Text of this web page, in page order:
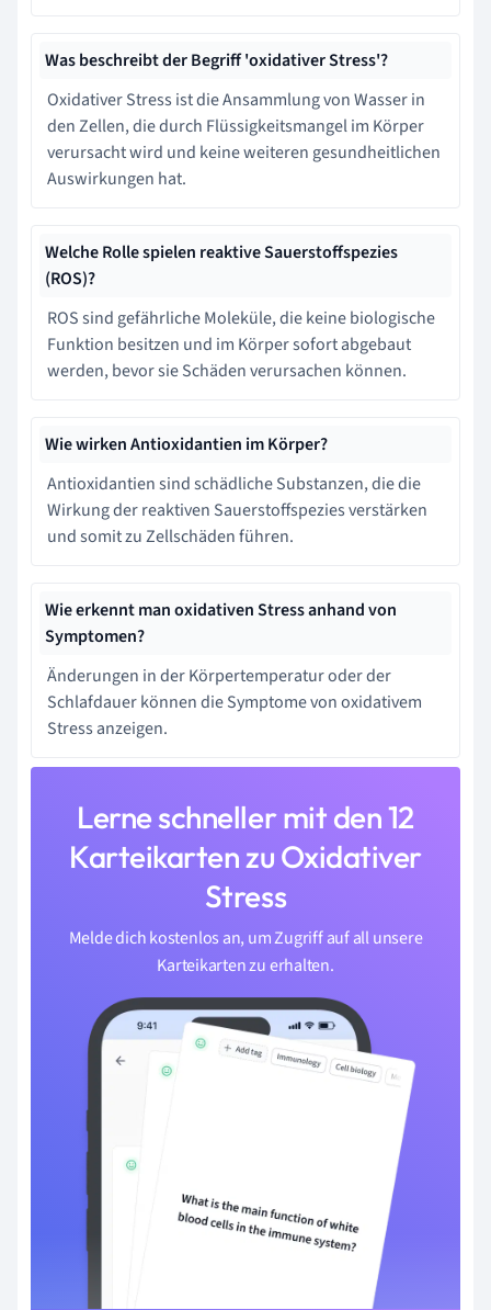
Was beschreibt der Begriff 'oxidativer Stress'?
Oxidativer Stress ist die Ansammlung von Wasser in
den Zellen, die durch Flüssigkeitsmangel im Körper
verursacht wird und keine weiteren gesundheitlichen
Auswirkungen hat.
Welche Rolle spielen reaktive Sauerstoffspezies
(ROS)?
ROS sind gefährliche Moleküle, die keine biologische
Funktion besitzen und im Körper sofort abgebaut
werden, bevor sie Schäden verursachen können.
Wie wirken Antioxidantien im Körper?
Antioxidantien sind schädliche Substanzen, die die
Wirkung der reaktiven Sauerstoffspezies verstärken
und somit zu Zellschäden führen.
Wie erkennt man oxidativen Stress anhand von
Symptomen?
Änderungen in der Körpertemperatur oder der
Schlafdauer können die Symptome von oxidativem
Stress anzeigen.
Lerne schneller mit den 12
Karteikarten zu Oxidativer
Stress
Melde dich kostenlos an, um Zugriff auf all unsere
Karteikarten zu erhalten.